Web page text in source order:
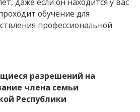
обучение для
профессиональной
разрешений на
члена семьи
Республики